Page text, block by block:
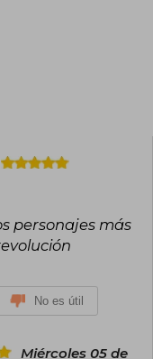
personajes más
No es útil
Miércoles 05 de